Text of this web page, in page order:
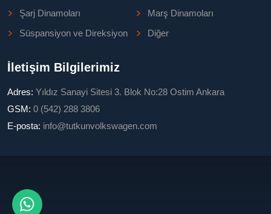
Şarj Dinamoları
Marş Dinamoları
Süspansiyon ve Direksiyon
Diğer
İletişim Bilgilerimiz
Adres: Yıldız Sanayi Sitesi 3. Blok No:28 Ostim Ankara
GSM: 0 (542) 288 3806
E-posta: info@tutkunvolkswagen.com